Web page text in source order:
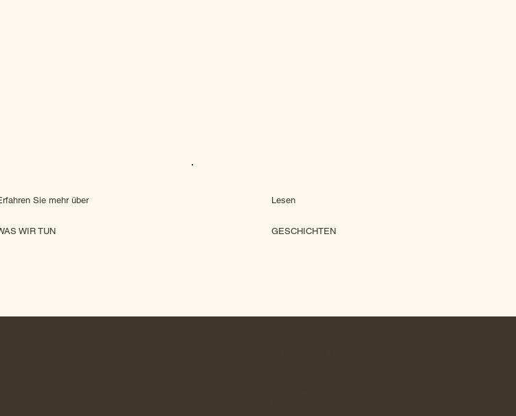
Sie mehr über
WIR TUN
Lesen
GESCHICHTEN